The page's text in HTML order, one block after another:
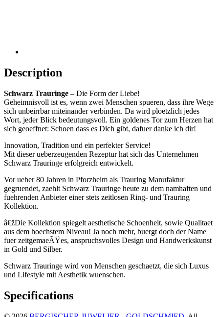
Description
Schwarz Trauringe – Die Form der Liebe!
Geheimnisvoll ist es, wenn zwei Menschen spueren, dass ihre Wege
sich unbeirrbar miteinander verbinden. Da wird ploetzlich jedes
Wort, jeder Blick bedeutungsvoll. Ein goldenes Tor zum Herzen hat
sich geoeffnet: Schoen dass es Dich gibt, dafuer danke ich dir!
Innovation, Tradition und ein perfekter Service!
Mit dieser ueberzeugenden Rezeptur hat sich das Unternehmen
Schwarz Trauringe erfolgreich entwickelt.
Vor ueber 80 Jahren in Pforzheim als Trauring Manufaktur
gegruendet, zaehlt Schwarz Trauringe heute zu dem namhaften und
fuehrenden Anbieter einer stets zeitlosen Ring- und Trauring
Kollektion.
â€žDie Kollektion spiegelt aesthetische Schoenheit, sowie Qualitaet
aus dem hoechstem Niveau! Ja noch mehr, buergt doch der Name
fuer zeitgemaeÃŸes, anspruchsvolles Design und Handwerkskunst
in Gold und Silber.
Schwarz Trauringe wird von Menschen geschaetzt, die sich Luxus
und Lifestyle mit Aesthetik wuenschen.
Specifications